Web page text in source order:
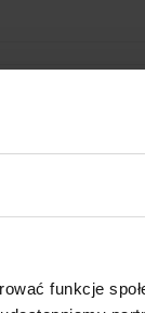
funkcje